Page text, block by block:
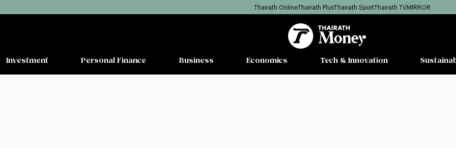
Thairath OnlineThairath PlusThairath SportThairath TVMIRROR
Investment Personal Finance Business Economics Tech & Innovation